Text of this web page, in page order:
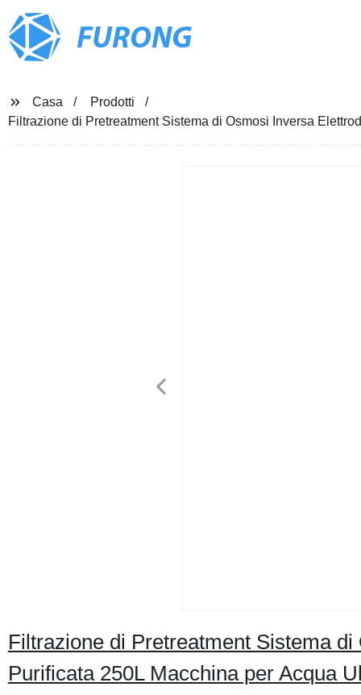
FURONG
Casa
Prodotti
Filtrazione di Pretreatment Sistema di Osmosi Inversa
Filtrazione di Pretreatment Sistema
Purificata 250L Macchina per Acqua